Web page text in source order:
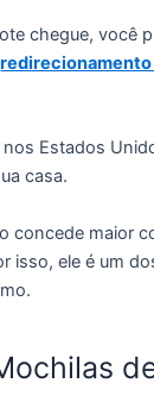
chegue, você
Estados
casa.
concede maior
isso, ele é um